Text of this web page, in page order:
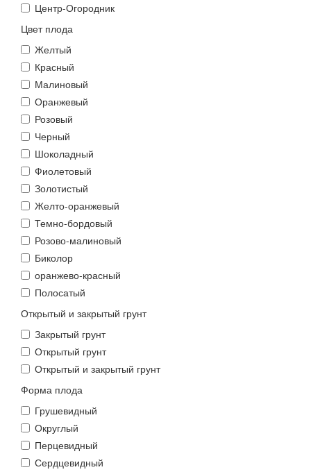
Центр-Огородник
Цвет плода
Желтый
Красный
Малиновый
Оранжевый
Розовый
Черный
Шоколадный
Фиолетовый
Золотистый
Желто-оранжевый
Темно-бордовый
Розово-малиновый
Биколор
оранжево-красный
Полосатый
Открытый и закрытый грунт
Закрытый грунт
Открытый грунт
Открытый и закрытый грунт
Форма плода
Грушевидный
Округлый
Перцевидный
Сердцевидный